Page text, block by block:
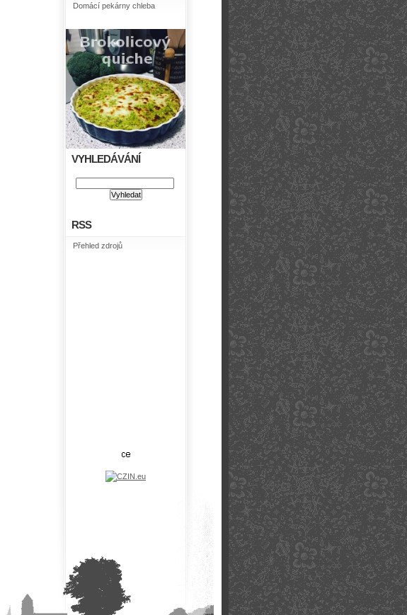
Domácí pekárny chleba
VYHLEDÁVÁNÍ
RSS
Přehled zdrojů